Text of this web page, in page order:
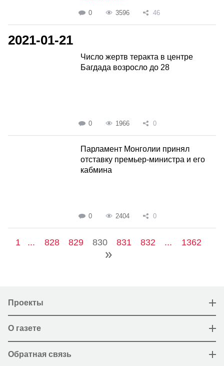
0 3596 46
2021-01-21
Число жертв теракта в центре
Багдада возросло до 28
0 1966 0
Парламент Монголии принял
отставку премьер-министра и его
кабмина
0 2404 0
1 ... 828 829 830 831 832 ... 1362
Проекты
О газете
Обратная связь